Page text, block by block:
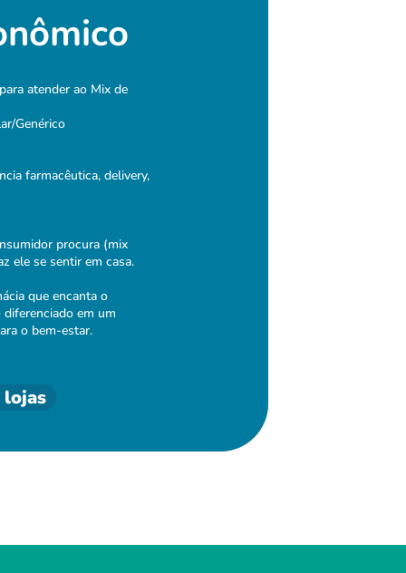
atender ao Mix de
Genérico
farmacêutica, delivery,
procura (mix
ele se sentir em casa.
que encanta o
em um
o bem-estar.
lojas